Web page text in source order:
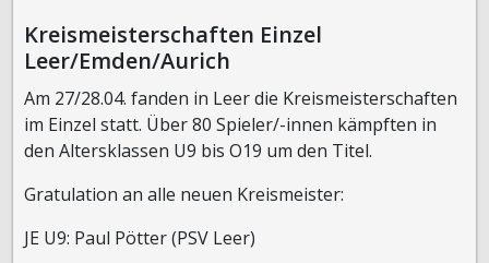
Kreismeisterschaften Einzel
Leer/Emden/Aurich
Am 27/28.04. fanden in Leer die Kreismeisterschaften
im Einzel statt. Über 80 Spieler/-innen kämpften in
den Altersklassen U9 bis O19 um den Titel.
Gratulation an alle neuen Kreismeister:
JE U9: Paul Pötter (PSV Leer)